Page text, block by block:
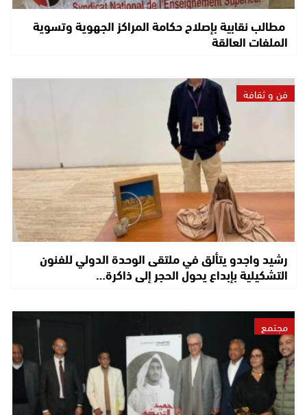
مطالب نقابية بإصلاح حكامة المراكز الجهوية وتسوية
الملفات العالقة
فن و ثقافة
رشيد واجدو يتألق في ملتقى الوحدة الدولي للفنون
التشكيلية بإبداع يحول الحجر إلى ذاكرة…
مجتمع